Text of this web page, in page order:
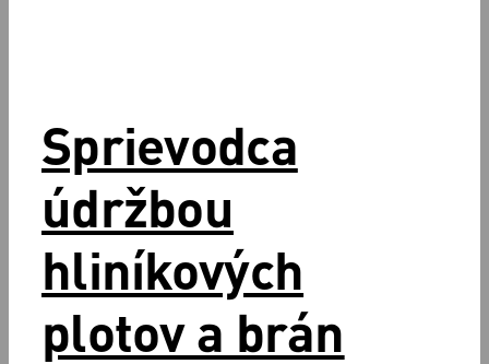
Sprievodca
údržbou
hliníkových
plotov a brán